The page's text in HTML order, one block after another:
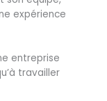
expérience
entreprise
travailler